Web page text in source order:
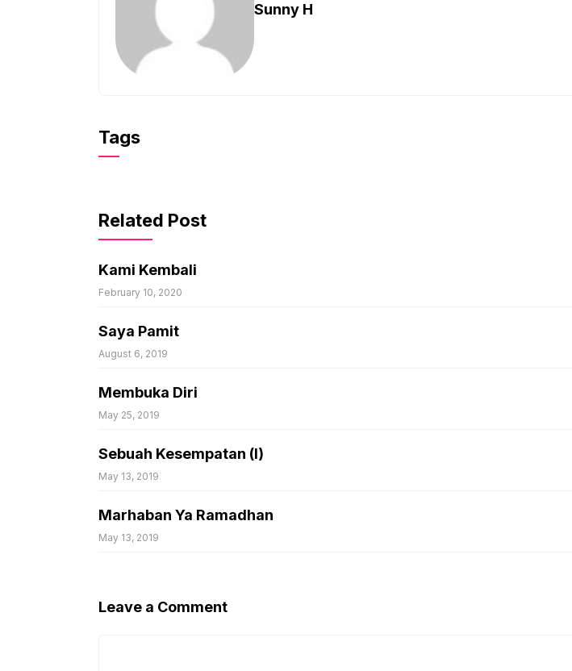
Sunny H
Tags
Related Post
Kami Kembali
February 10, 2020
Saya Pamit
August 6, 2019
Membuka Diri
May 25, 2019
Sebuah Kesempatan (I)
May 13, 2019
Marhaban Ya Ramadhan
May 13, 2019
Leave a Comment